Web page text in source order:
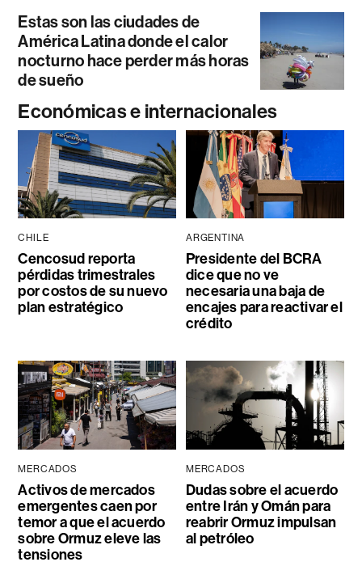
Estas son las ciudades de
América Latina donde el calor
nocturno hace perder más horas
de sueño
Económicas e internacionales
CHILE
Cencosud reporta
pérdidas trimestrales
por costos de su nuevo
plan estratégico
ARGENTINA
Presidente del BCRA
dice que no ve
necesaria una baja de
encajes para reactivar el
crédito
MERCADOS
Activos de mercados
emergentes caen por
temor a que el acuerdo
sobre Ormuz eleve las
tensiones
MERCADOS
Dudas sobre el acuerdo
entre Irán y Omán para
reabrir Ormuz impulsan
al petróleo